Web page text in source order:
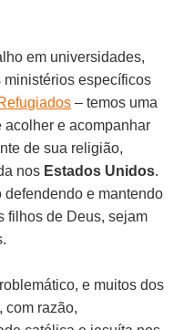
em universidades,
específicos
– temos uma
acolher e acompanhar
de sua religião,
nos Estados Unidos.
e mantendo
filhos de Deus, sejam
e muitos dos
com razão,